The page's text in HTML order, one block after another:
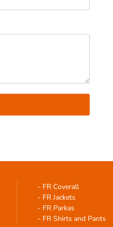
- FR Coverall
- FR Jackets
- FR Parkas
- FR Shirts and Pants